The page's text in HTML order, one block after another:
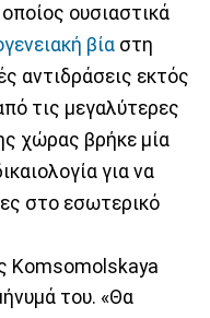
ουσιαστικά
βία στη
αντιδράσεις εκτός
τις μεγαλύτερες
χώρας βρήκε μία
για να
στο εσωτερικό
Komsomolskaya
του. «Θα